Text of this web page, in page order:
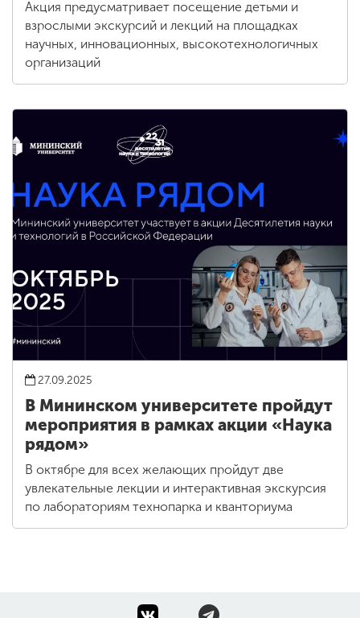
Акция предусматривает посещение детьми и
взрослыми экскурсий и лекций на площадках
научных, инновационных, высокотехнологичных
организаций
27.09.2025
В Мининском университете пройдут
мероприятия в рамках акции «Наука
рядом»
В октябре для всех желающих пройдут две
увлекательные лекции и интерактивная экскурсия
по лабораториям технопарка и кванториума